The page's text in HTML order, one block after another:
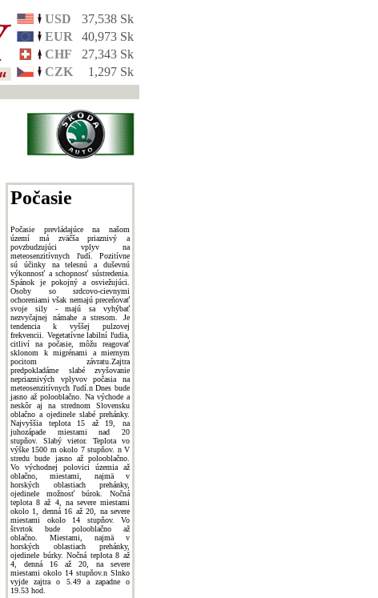
USD
37,538 Sk
EUR
40,973 Sk
CHF
27,343 Sk
CZK
1,297 Sk
Počasie
Počasie prevládajúce na našom
území má zväčša priaznivý a
povzbudzujúci vplyv na
meteosenzitívnych ľudí. Pozitívne
sú účinky na telesnú a duševnú
výkonnosť a schopnosť sústredenia.
Spánok je pokojný a osviežujúci.
Osoby so srdcovo-cievnymi
ochoreniami však nemajú preceňovať
svoje sily - majú sa vyhýbať
nezvyčajnej námahe a stresom. Je
tendencia k vyššej pulzovej
frekvencii. Vegetatívne labilní ľudia,
citliví na počasie, môžu reagovať
sklonom k migrénami a miernym
pocitom závratu.Zajtra
predpokladáme slabé zvyšovanie
nepriaznivých vplyvov počasia na
meteosenzitívnych ľudí.n Dnes bude
jasno až polooblačno. Na východe a
neskôr aj na strednom Slovensku
oblačno a ojedinele slabé prehánky.
Najvyššia teplota 15 až 19, na
juhozápade miestami nad 20
stupňov. Slabý vietor. Teplota vo
výške 1500 m okolo 7 stupňov. n V
stredu bude jasno až polooblačno.
Vo východnej polovici územia až
oblačno, miestami, najmä v
horských oblastiach prehánky,
ojedinele možnosť búrok. Nočná
teplota 8 až 4, na severe miestami
okolo 1, denná 16 až 20, na severe
miestami okolo 14 stupňov. Vo
štvrtok bude polooblačno až
oblačno. Miestami, najmä v
horských oblastiach prehánky,
ojedinele búrky. Nočná teplota 8 až
4, denná 16 až 20, na severe
miestami okolo 14 stupňov.n Slnko
vyjde zajtra o 5.49 a zapadne o
19.53 hod.